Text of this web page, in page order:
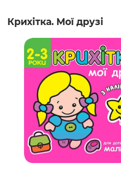
Крихітка. Мої друзі